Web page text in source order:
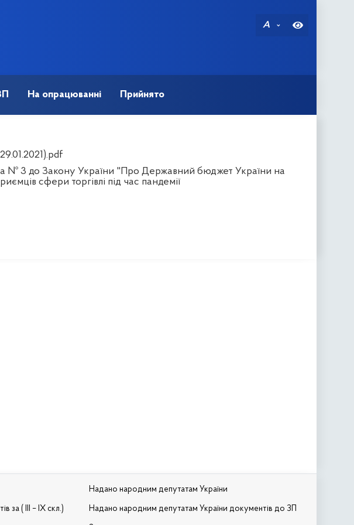
A
На опрацюванні Прийнято
№ 3 до Закону України "Про Державний бюджет України на
сфери торгівлі під час пандемії
за ( III – IX скл.)
Надано народним депутатам України
Надано народним депутатам України документів до ЗП